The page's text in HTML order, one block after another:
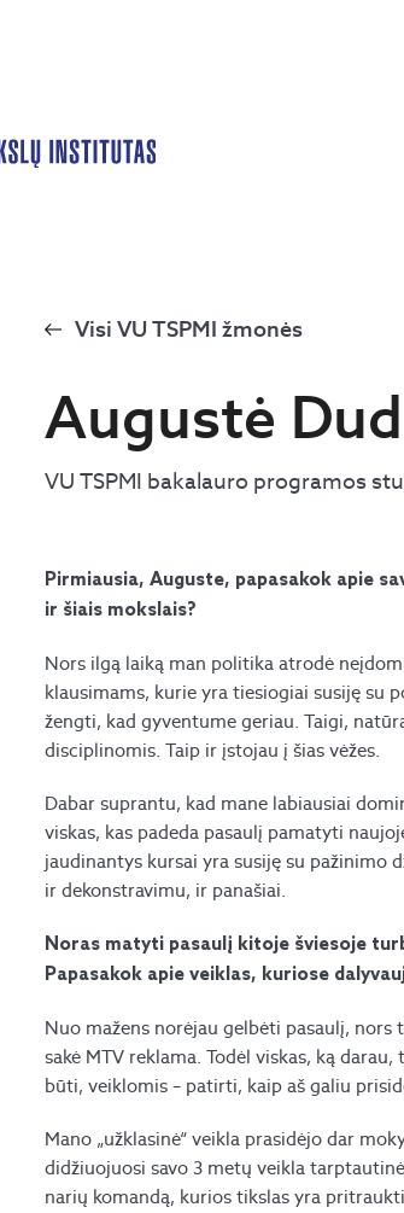
Visi VU TSPMI žmonės
Augustė
VU TSPMI bakalauro programos
Pirmiausia, Auguste, papasakok apie
ir šiais mokslais?
Nors ilgą laiką man politika atrodė
klausimams, kurie yra tiesiogiai susiję su
žengti, kad gyventume geriau. Taigi,
disciplinomis. Taip ir įstojau į šias vėžes.
Dabar suprantu, kad mane labiausiai
viskas, kas padeda pasaulį pamatyti
jaudinantys kursai yra susiję su pažinimo
ir dekonstravimu, ir panašiai.
Noras matyti pasaulį kitoje šviesoje
Papasakok apie veiklas, kuriose
Nuo mažens norėjau gelbėti pasaulį, nors
sakė MTV reklama. Todėl viskas, ką
būti, veiklomis – patirti, kaip aš galiu
Mano „užklasinė“ veikla prasidėjo dar
didžiuojuosi savo 3 metų veikla
narių komandą, kurios tikslas yra